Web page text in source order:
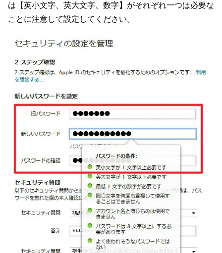
は【英小文字、英大文字、数字】がそれぞれ一つは必要な
ことに注意して設定してください。